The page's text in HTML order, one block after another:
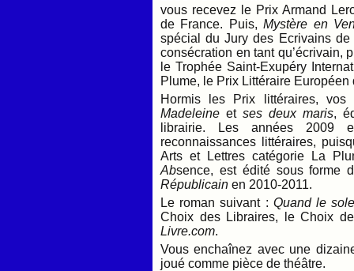
vous recevez le Prix Armand
de France. Puis,Mystère en
spécial du Jury des Ecrivains
consécration en tant qu’écrivain,
le Trophée Saint-Exupéry
Plume, le Prix Littéraire Européen
Hormis les Prix littéraires,
Madeleineetses deux maris,
librairie. Les années 2009
reconnaissances littéraires,
Arts et Lettres catégorie La
Absence, est édité sous forme
Républicain en 2010-2011.
Le roman suivant : Quand le
Choix des Libraires, le Choix
Livre.com.
Vous enchaînez avec une
joué comme pièce de théâtre.